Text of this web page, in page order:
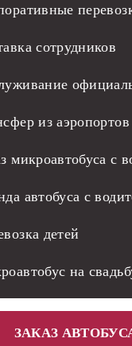
сотрудников
из аэропортов
микроавтобуса с
автобуса с
детей
на
ЗАКАЗ